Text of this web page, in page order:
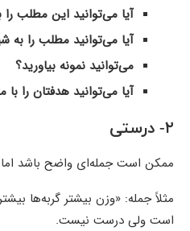
آیا می‌توانید این مطلب
آیا می‌توانید مطلب را به
می‌توانید نمونه بیاورید؟
آیا می‌توانید هدفتان را
۲- درستی
ممکن است جمله‌ای واضح باشد
است ولی درست نیست.